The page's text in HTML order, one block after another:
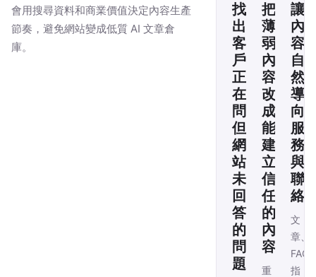
會用搜尋資料和商業價值決定內容生產
節奏，避免網站變成低質 AI 文章倉
庫。
找
出
客
戶
正
在
問
但
網
站
未
回
答
的
問
題
把
薄
弱
內
容
改
成
能
建
立
信
任
的
內
容
重
讓
內
容
自
然
導
向
服
務
與
聯
絡
文
章、
FAQ
指